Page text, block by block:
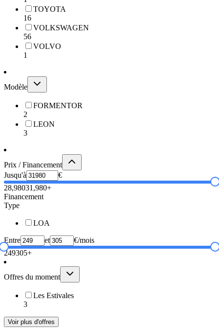
TOYOTA
16
VOLKSWAGEN
56
VOLVO
1
Modèle
FORMENTOR
2
LEON
3
Prix / Financement
Jusqu'à
€
28,98031,980+
Financement
Type
LOA
Entre et
€/mois
249305+
Offres du moment
Les Estivales
3
Voir plus d'offres